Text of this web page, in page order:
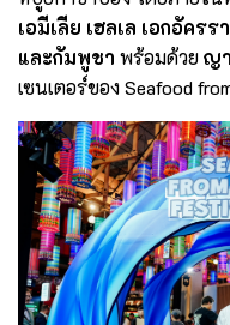
เอมีเลีย เฮลเล เอกอัคร
และกัมพูชา พร้อมด้วยญ
เซนเตอร์ของ Seafood